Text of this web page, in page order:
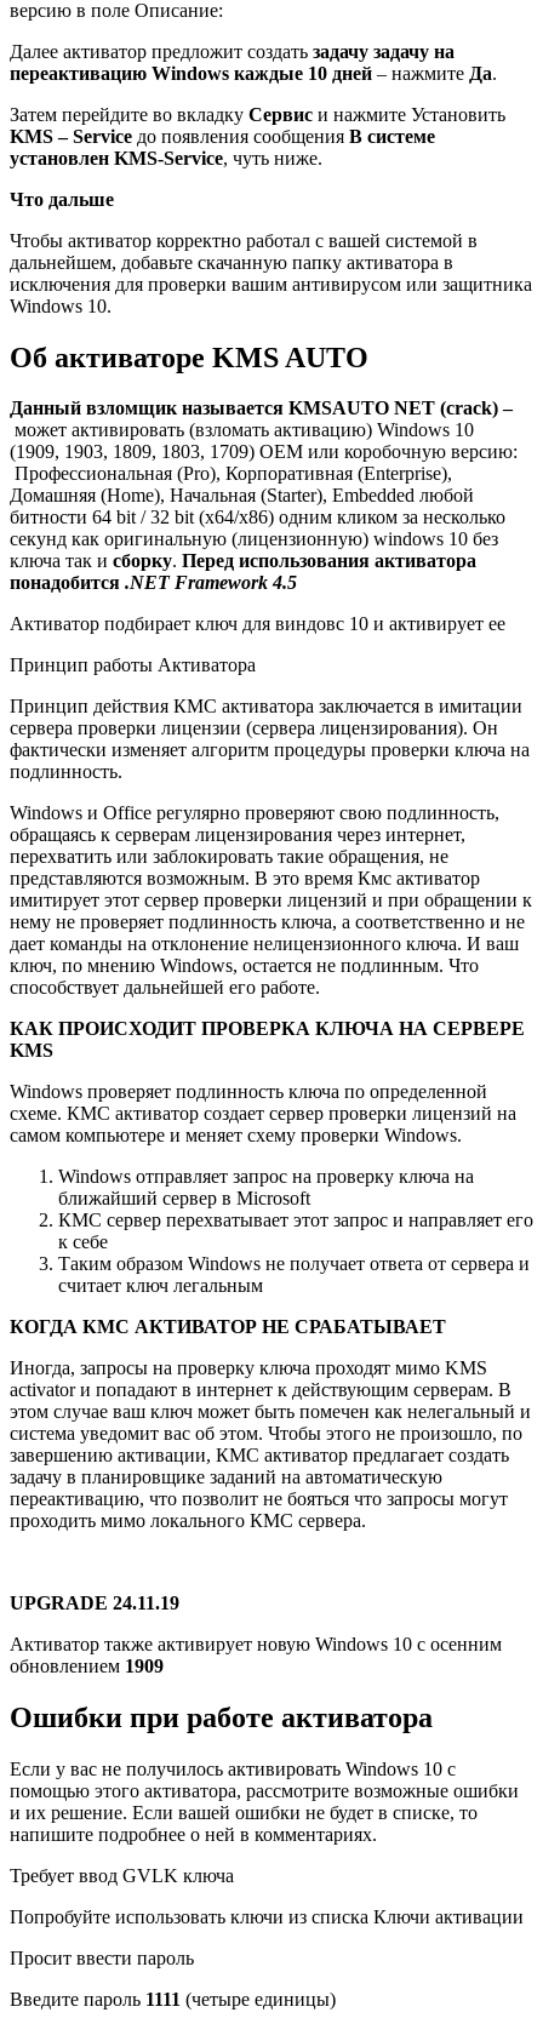
версию в поле Описание:
Далее активатор предложит создать задачу задачу на
переактивацию Windows каждые 10 дней – нажмите Да.
Затем перейдите во вкладку Сервис и нажмите Установить
KMS – Service до появления сообщения В системе
установлен KMS-Service, чуть ниже.
Что дальше
Чтобы активатор корректно работал с вашей системой в
дальнейшем, добавьте скачанную папку активатора в
исключения для проверки вашим антивирусом или защитника
Windows 10.
Об активаторе KMS AUTO
Данный взломщик называется KMSAUTO NET (crack) –
может активировать (взломать активацию) Windows 10
(1909, 1903, 1809, 1803, 1709) OEM или коробочную версию:
Профессиональная (Pro), Корпоративная (Enterprise),
Домашняя (Home), Начальная (Starter), Embedded любой
битности 64 bit / 32 bit (x64/x86) одним кликом за несколько
секунд как оригинальную (лицензионную) windows 10 без
ключа так и сборку. Перед использования активатора
понадобится .NET Framework 4.5
Активатор подбирает ключ для виндовс 10 и активирует ее
Принцип работы Активатора
Принцип действия КМС активатора заключается в имитации
сервера проверки лицензии (сервера лицензирования). Он
фактически изменяет алгоритм процедуры проверки ключа на
подлинность.
Windows и Office регулярно проверяют свою подлинность,
обращаясь к серверам лицензирования через интернет,
перехватить или заблокировать такие обращения, не
представляются возможным. В это время Кмс активатор
имитирует этот сервер проверки лицензий и при обращении к
нему не проверяет подлинность ключа, а соответственно и не
дает команды на отклонение нелицензионного ключа. И ваш
ключ, по мнению Windows, остается не подлинным. Что
способствует дальнейшей его работе.
КАК ПРОИСХОДИТ ПРОВЕРКА КЛЮЧА НА СЕРВЕРЕ
KMS
Windows проверяет подлинность ключа по определенной
схеме. КМС активатор создает сервер проверки лицензий на
самом компьютере и меняет схему проверки Windows.
Windows отправляет запрос на проверку ключа на
ближайший сервер в Microsoft
КМС сервер перехватывает этот запрос и направляет его
к себе
Таким образом Windows не получает ответа от сервера и
считает ключ легальным
КОГДА КМС АКТИВАТОР НЕ СРАБАТЫВАЕТ
Иногда, запросы на проверку ключа проходят мимо KMS
activator и попадают в интернет к действующим серверам. В
этом случае ваш ключ может быть помечен как нелегальный и
система уведомит вас об этом. Чтобы этого не произошло, по
завершению активации, КМС активатор предлагает создать
задачу в планировщике заданий на автоматическую
переактивацию, что позволит не бояться что запросы могут
проходить мимо локального КМС сервера.
UPGRADE 24.11.19
Активатор также активирует новую Windows 10 с осенним
обновлением 1909
Ошибки при работе активатора
Если у вас не получилось активировать Windows 10 с
помощью этого активатора, рассмотрите возможные ошибки
и их решение. Если вашей ошибки не будет в списке, то
напишите подробнее о ней в комментариях.
Требует ввод GVLK ключа
Попробуйте использовать ключи из списка Ключи активации
Просит ввести пароль
Введите пароль 1111 (четыре единицы)